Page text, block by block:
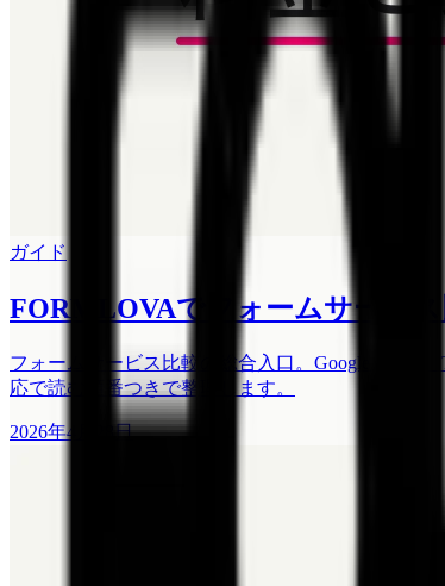
ガイド
FORMLOVAでフォームサービ
フォームサービス比較の総合入口。Google Forms
応で読む順番つきで整理します。
2026年4月28日